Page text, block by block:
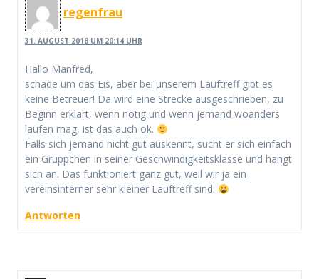
regenfrau
31. AUGUST 2018 UM 20:14 UHR
Hallo Manfred,
schade um das Eis, aber bei unserem Lauftreff gibt es
keine Betreuer! Da wird eine Strecke ausgeschrieben, zu
Beginn erklärt, wenn nötig und wenn jemand woanders
laufen mag, ist das auch ok.
Falls sich jemand nicht gut auskennt, sucht er sich einfach
ein Grüppchen in seiner Geschwindigkeitsklasse und hängt
sich an. Das funktioniert ganz gut, weil wir ja ein
vereinsinterner sehr kleiner Lauftreff sind.
Antworten